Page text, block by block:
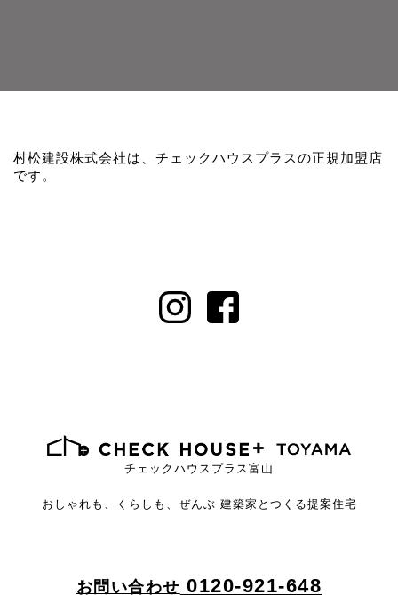
村松建設株式会社は、チェックハウスプラスの正規加盟店
です。
チェックハウスプラス富山
おしゃれも、くらしも、ぜんぶ 建築家とつくる提案住宅
お問い合わせ 0120-921-648